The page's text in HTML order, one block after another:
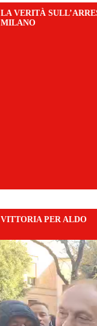
LA VERITÀ
MILANO
VITTORIA PER ALDO